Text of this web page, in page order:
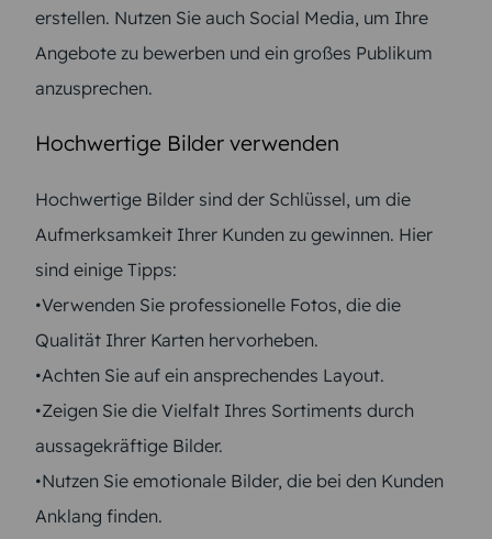
erstellen. Nutzen Sie auch Social Media, um Ihre
Angebote zu bewerben und ein großes Publikum
anzusprechen.
Hochwertige Bilder verwenden
Hochwertige Bilder sind der Schlüssel, um die
Aufmerksamkeit Ihrer Kunden zu gewinnen. Hier
sind einige Tipps:
•Verwenden Sie professionelle Fotos, die die
Qualität Ihrer Karten hervorheben.
•Achten Sie auf ein ansprechendes Layout.
•Zeigen Sie die Vielfalt Ihres Sortiments durch
aussagekräftige Bilder.
•Nutzen Sie emotionale Bilder, die bei den Kunden
Anklang finden.